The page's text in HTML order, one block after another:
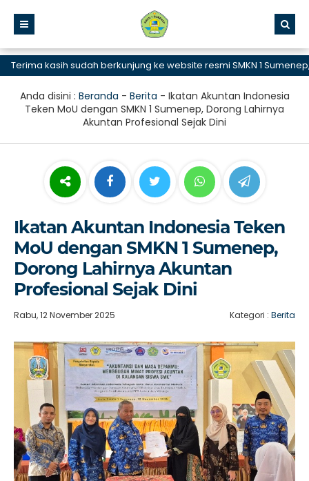
kasih sudah berkunjung ke website resmi SMKN 1 Sumenep,
Anda disini : Beranda - Berita - Ikatan Akuntan Indonesia
Teken MoU dengan SMKN 1 Sumenep, Dorong Lahirnya
Akuntan Profesional Sejak Dini
Ikatan Akuntan Indonesia Teken
MoU dengan SMKN 1 Sumenep,
Dorong Lahirnya Akuntan
Profesional Sejak Dini
Rabu, 12 November 2025 Kategori : Berita